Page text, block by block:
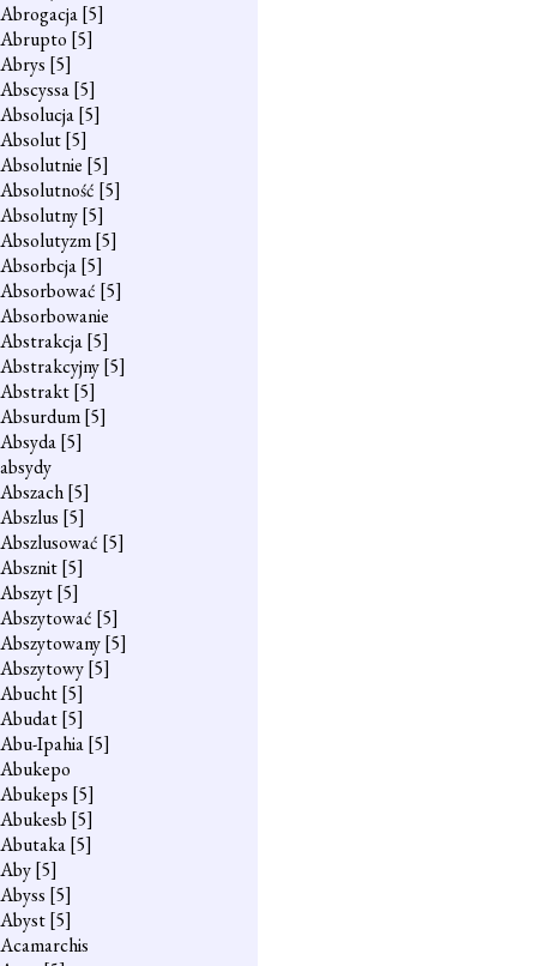
Abrogacja[5]
Abrupto [5]
Abrys [5]
Abscyssa[5]
Absolucja[5]
Absolut[5]
Absolutnie [5]
Absolutność [5]
Absolutny[5]
Absolutyzm[5]
Absorbcja[5]
Absorbować [5]
Absorbowanie
Abstrakcja[5]
Abstrakcyjny[5]
Abstrakt[5]
Absurdum[5]
Absyda[5]
absydy
Abszach[5]
Abszlus [5]
Abszlusować [5]
Absznit[5]
Abszyt[5]
Abszytować [5]
Abszytowany[5]
Abszytowy[5]
Abucht[5]
Abudat[5]
Abu-Ipahia[5]
Abukepo
Abukeps [5]
Abukesb [5]
Abutaka[5]
Aby[5]
Abyss [5]
Abyst[5]
Acamarchis